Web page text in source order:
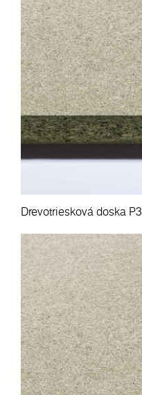
Drevotriesková doska P3